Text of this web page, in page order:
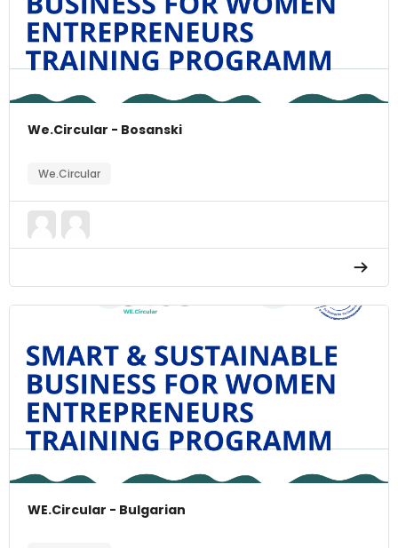
We.Circular - Bosanski
We.Circular
WE.Circular - Bulgarian